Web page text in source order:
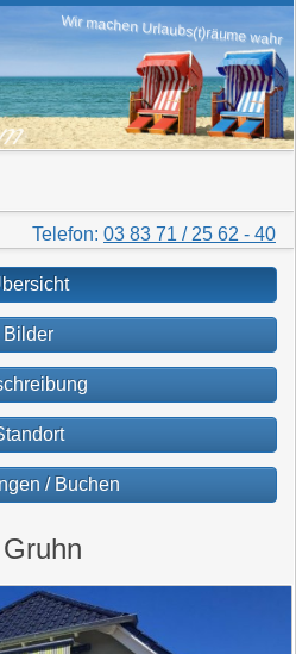
Wir machen Urlaubs(t)räume wahr
Telefon: 03 83 71 / 25 62 - 40
Bilder
/ Buchen